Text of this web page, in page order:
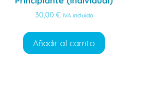
30,00 € IVA incluido
Añadir al carrito